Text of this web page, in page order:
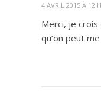
4 AVRIL 2015 À 12
Merci, je crois
qu’on peut